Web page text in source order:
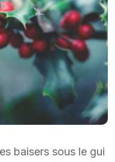
baisers sous le gui